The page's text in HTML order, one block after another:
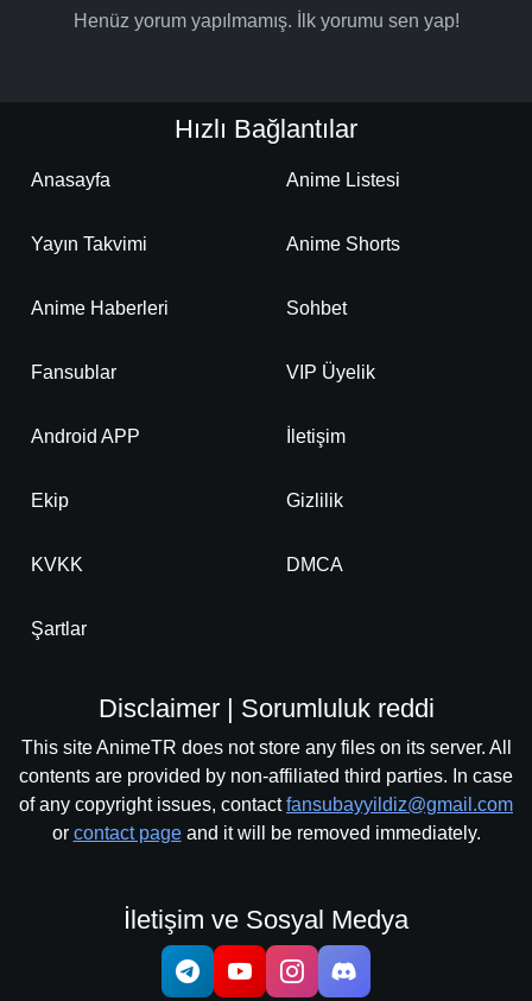
Henüz yorum yapılmamış. İlk yorumu sen yap!
Hızlı Bağlantılar
Anasayfa Anime Listesi
Yayın Takvimi Anime Shorts
Anime Haberleri Sohbet
Fansublar VIP Üyelik
Android APP İletişim
Ekip Gizlilik
KVKK DMCA
Şartlar
Disclaimer | Sorumluluk reddi
This site AnimeTR does not store any files on its server. All
contents are provided by non-affiliated third parties. In case
of any copyright issues, contactfansubayyildiz@gmail.com
or contact pageand it will be removed immediately.
İletişim ve Sosyal Medya